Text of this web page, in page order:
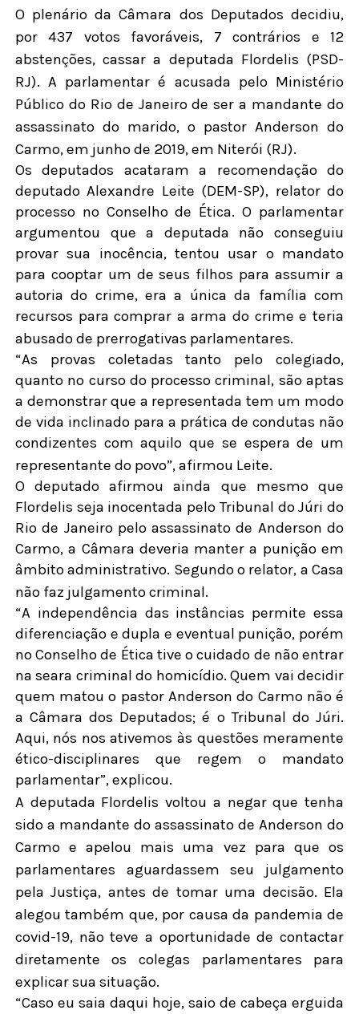
O plenário da Câmara dos Deputados decidiu,
por 437 votos favoráveis, 7 contrários e 12
abstenções, cassar a deputada Flordelis (PSD-
RJ). A parlamentar é acusada pelo Ministério
Público do Rio de Janeiro de ser a mandante do
assassinato do marido, o pastor Anderson do
Carmo, em junho de 2019, em Niterói (RJ).
Os deputados acataram a recomendação do
deputado Alexandre Leite (DEM-SP), relator do
processo no Conselho de Ética. O parlamentar
argumentou que a deputada não conseguiu
provar sua inocência, tentou usar o mandato
para cooptar um de seus filhos para assumir a
autoria do crime, era a única da família com
recursos para comprar a arma do crime e teria
abusado de prerrogativas parlamentares.
“As provas coletadas tanto pelo colegiado,
quanto no curso do processo criminal, são aptas
a demonstrar que a representada tem um modo
de vida inclinado para a prática de condutas não
condizentes com aquilo que se espera de um
representante do povo”, afirmou Leite.
O deputado afirmou ainda que mesmo que
Flordelis seja inocentada pelo Tribunal do Júri do
Rio de Janeiro pelo assassinato de Anderson do
Carmo, a Câmara deveria manter a punição em
âmbito administrativo. Segundo o relator, a Casa
não faz julgamento criminal.
“A independência das instâncias permite essa
diferenciação e dupla e eventual punição, porém
no Conselho de Ética tive o cuidado de não entrar
na seara criminal do homicídio. Quem vai decidir
quem matou o pastor Anderson do Carmo não é
a Câmara dos Deputados; é o Tribunal do Júri.
Aqui, nós nos ativemos às questões meramente
ético-disciplinares que regem o mandato
parlamentar”, explicou.
A deputada Flordelis voltou a negar que tenha
sido a mandante do assassinato de Anderson do
Carmo e apelou mais uma vez para que os
parlamentares aguardassem seu julgamento
pela Justiça, antes de tomar uma decisão. Ela
alegou também que, por causa da pandemia de
covid-19, não teve a oportunidade de contactar
diretamente os colegas parlamentares para
explicar sua situação.
“Caso eu saia daqui hoje, saio de cabeça erguida